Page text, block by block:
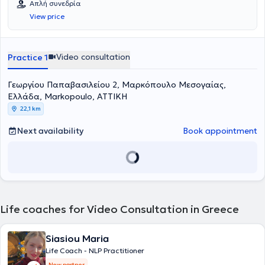
Απλή συνεδρία
View price
Practice 1 Video consultation
Γεωργίου Παπαβασιλείου 2, Μαρκόπουλο Μεσογαίας,
Ελλάδα, Markopoulo, ΑΤΤΙΚΗ
22,1 km
Next availability Book appointment
Life coaches for Video Consultation in Greece
Siasiou Maria
Life Coach - NLP Practitioner